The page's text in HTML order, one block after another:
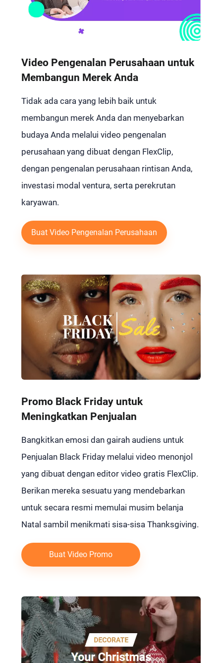
Video Pengenalan Perusahaan untuk
Membangun Merek Anda
Tidak ada cara yang lebih baik untuk
membangun merek Anda dan menyebarkan
budaya Anda melalui video pengenalan
perusahaan yang dibuat dengan FlexClip,
dengan pengenalan perusahaan rintisan Anda,
investasi modal ventura, serta perekrutan
karyawan.
Buat Video Pengenalan Perusahaan
Promo Black Friday untuk
Meningkatkan Penjualan
Bangkitkan emosi dan gairah audiens untuk
Penjualan Black Friday melalui video menonjol
yang dibuat dengan editor video gratis FlexClip.
Berikan mereka sesuatu yang mendebarkan
untuk secara resmi memulai musim belanja
Natal sambil menikmati sisa-sisa Thanksgiving.
Buat Video Promo